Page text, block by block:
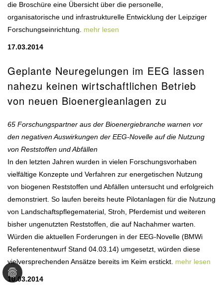
die Broschüre eine Übersicht über die personelle,
organisatorische und infrastrukturelle Entwicklung der Leipziger
Forschungseinrichtung. mehr lesen
17.03.2014
Geplante Neuregelungen im EEG lassen
nahezu keinen wirtschaftlichen Betrieb
von neuen Bioenergieanlagen zu
65 Forschungspartner aus der Bioenergiebranche warnen vor
den negativen Auswirkungen der EEG-Novelle auf die Nutzung
von Reststoffen und Abfällen
In den letzten Jahren wurden in vielen Forschungsvorhaben
vielfältige Konzepte und Verfahren zur energetischen Nutzung
von biogenen Reststoffen und Abfällen untersucht und erfolgreich
demonstriert. So laufen bereits heute Pilotanlagen für die Nutzung
von Landschaftspflegematerial, Stroh, Pferdemist und weiteren
bisher ungenutzten Reststoffen, die auf Nachahmer warten.
Würden die aktuellen Forderungen in der EEG-Novelle (BMWi
Referentenentwurf Stand 04.03.14) umgesetzt, würden diese
vielversprechenden Ansätze bereits im Keim erstickt. mehr lesen
10.03.2014